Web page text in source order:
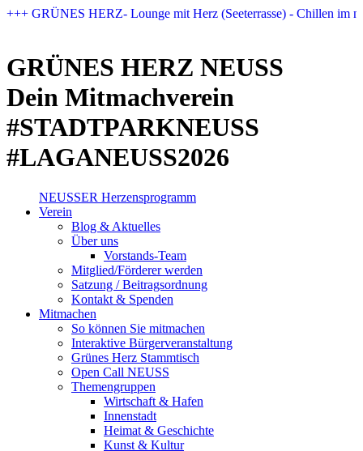
Zum
+++ GRÜNES HERZ- Lounge mit Herz (Seeterrasse) - Chillen im
GRÜNES HERZ NEUSS
Dein Mitmachverein
#STADTPARKNEUSS
#LAGANEUSS2026
NEUSSER Herzensprogramm​
Verein
Blog & Aktuelles
Über uns
Vorstands-Team
Mitglied/Förderer werden
Satzung / Beitragsordnung
Kontakt & Spenden
Mitmachen
So können Sie mitmachen
Interaktive Bürgerveranstaltung
Grünes Herz Stammtisch
Open Call NEUSS
Themengruppen
Wirtschaft & Hafen
Innenstadt
Heimat & Geschichte
Kunst & Kultur